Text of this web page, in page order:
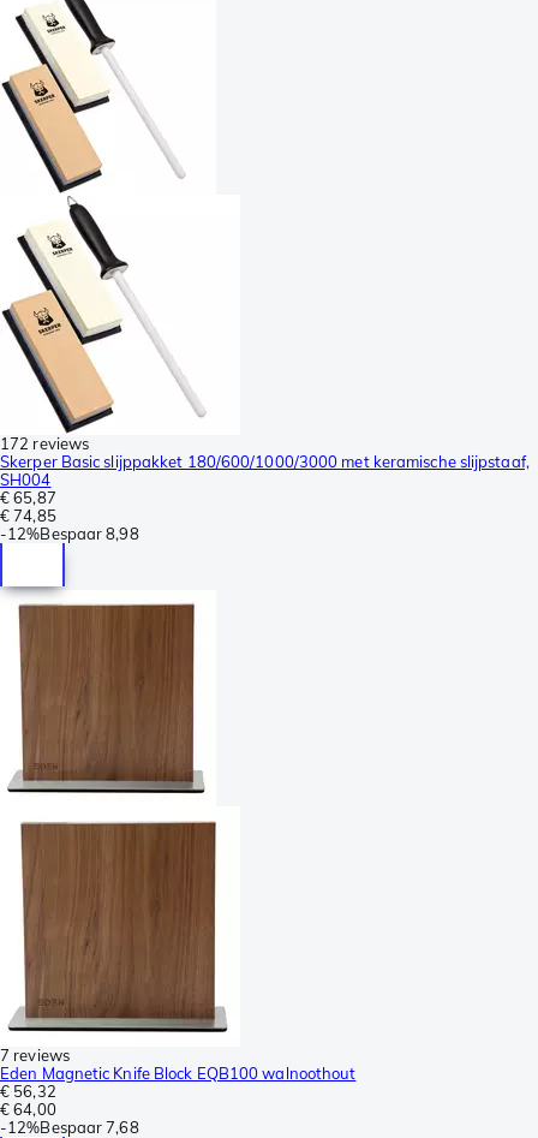
172 reviews
Skerper Basic slijppakket 180/600/1000/3000 met keramische slijpstaaf,
SH004
€ 65,87
€ 74,85
-12%Bespaar 8,98
7 reviews
Eden Magnetic Knife Block EQB100 walnoothout
€ 56,32
€ 64,00
-12%Bespaar 7,68